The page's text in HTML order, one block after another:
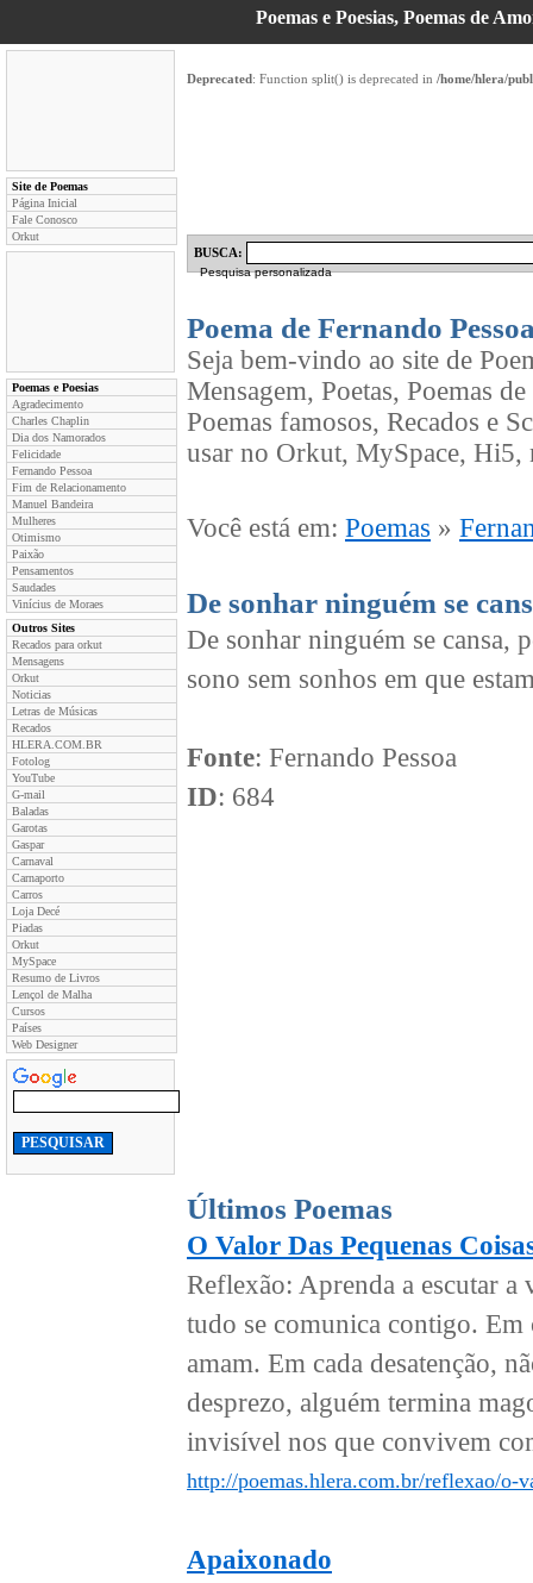
Poemas e Poesias, Poemas de
Site de Poemas
Página Inicial
Fale Conosco
Orkut
Poemas e Poesias
Agradecimento
Charles Chaplin
Dia dos Namorados
Felicidade
Fernando Pessoa
Fim de Relacionamento
Manuel Bandeira
Mulheres
Otimismo
Paixão
Pensamentos
Saudades
Vinícius de Moraes
Outros Sites
Recados para orkut
Mensagens
Orkut
Noticias
Letras de Músicas
Recados
HLERA.COM.BR
Fotolog
YouTube
G-mail
Baladas
Garotas
Gaspar
Carnaval
Carnaporto
Carros
Loja Decé
Piadas
Orkut
MySpace
Resumo de Livros
Lençol de Malha
Cursos
Países
Web Designer
Deprecated: Function split() is deprecated in /home/hlera/
BUSCA:
Pesquisa personalizada
Poema de Fernando
Seja bem-vindo ao site de
Mensagem, Poetas, Poemas
Poemas famosos, Recados e
usar no Orkut, MySpace, Hi5,
Você está em: Poemas »
De sonhar ninguém se
De sonhar ninguém se cansa,
sono sem sonhos em que
Fonte: Fernando Pessoa
ID: 684
Últimos Poemas
O Valor Das Pequenas
Reflexão: Aprenda a escutar a
tudo se comunica contigo. Em
amam. Em cada desatenção,
desprezo, alguém termina
invisível nos que convivem
http://poemas.hlera.com.br/reflexao/o-
Apaixonado